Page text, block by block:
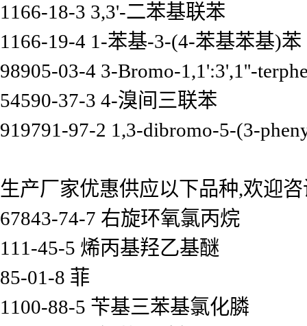
1166-18-3 3,3'-二苯基联苯
1166-19-4 1-苯基-3-(4-苯基苯基)苯
98905-03-4 3-Bromo-1,1':3',1''-
54590-37-3 4-溴间三联苯
919791-97-2 1,3-dibromo-5-(3-
生产厂家优惠供应以下品种,欢迎
67843-74-7 右旋环氧氯丙烷
111-45-5 烯丙基羟乙基醚
85-01-8 菲
1100-88-5 苄基三苯基氯化膦